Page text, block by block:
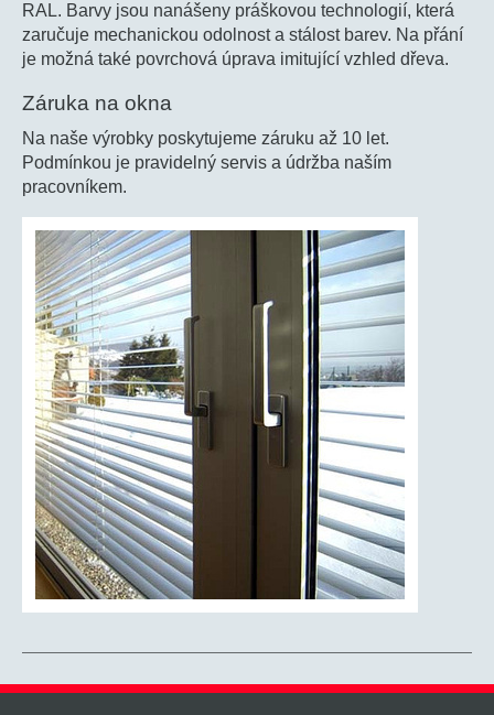
RAL. Barvy jsou nanášeny práškovou technologií, která
zaručuje mechanickou odolnost a stálost barev. Na přání
je možná také povrchová úprava imitující vzhled dřeva.
Záruka na okna
Na naše výrobky poskytujeme záruku až 10 let.
Podmínkou je pravidelný servis a údržba naším
pracovníkem.